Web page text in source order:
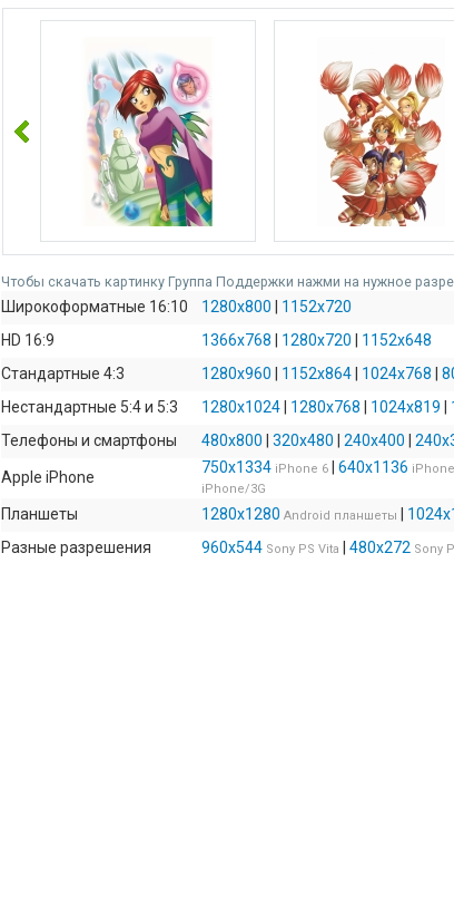
Чтобы скачать картинку Группа Поддержки нажми на нужное
Широкоформатные 16:10 1280x800
1152x720
HD 16:9
1366x768 1280x720
1152x648
Стандартные 4:3
1280x960 1152x864 1024x768
Нестандартные 5:4 и 5:3
1280x1024 1280x768 1024x819
Телефоны и смартфоны
480x800 320x480 240x400
Apple iPhone
750x1334 iPhone 6 640x1136
iPhone/3G
Планшеты 1280x1280 Android планшеты
Разные разрешения 960x544 Sony PS Vita 480x272 Sony